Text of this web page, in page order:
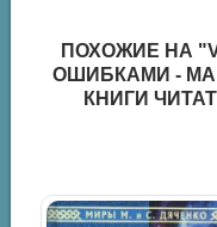
ПОХОЖИЕ НА
ОШИБКАМИ -
КНИГИ